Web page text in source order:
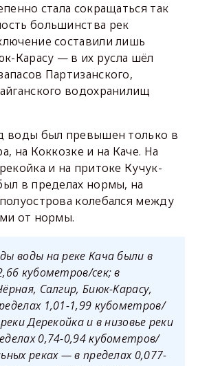
стала сокращаться так
большинства рек
составили лишь
Карасу — в их русла шёл
Партизанского,
водохранилищ
воды был превышен только в
на Коккозке и на Каче. На
и на притоке Кучук-
в пределах нормы, на
колебался между
от нормы.
воды на реке Кача были в
кубометров/сек; в
Салгир, Биюк-Карасу,
1,01-1,99 кубометров/
Дерекойка и в низовье реки
0,74-0,94 кубометров/
реках — в пределах 0,077-